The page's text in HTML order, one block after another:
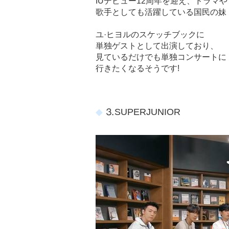
歌手としても活躍している国民の
ユ·ヒヨルのスケッチブックに
単独ゲストとして出演しており、
見ているだけでも単独コンサートに
行きたくなるそうです!
⒊SUPERJUNIOR